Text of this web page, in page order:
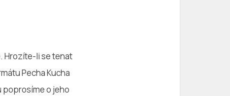
Hrozíte-li se tenat
Pecha Kucha
o jeho